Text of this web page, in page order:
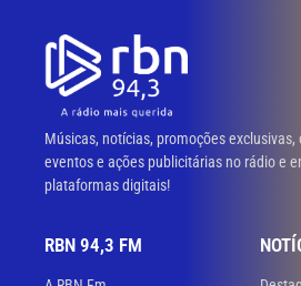
Músicas, notícias, promoções exclusivas,
eventos e ações publicitárias no rádio e
plataformas digitais!
RBN 94,3 FM